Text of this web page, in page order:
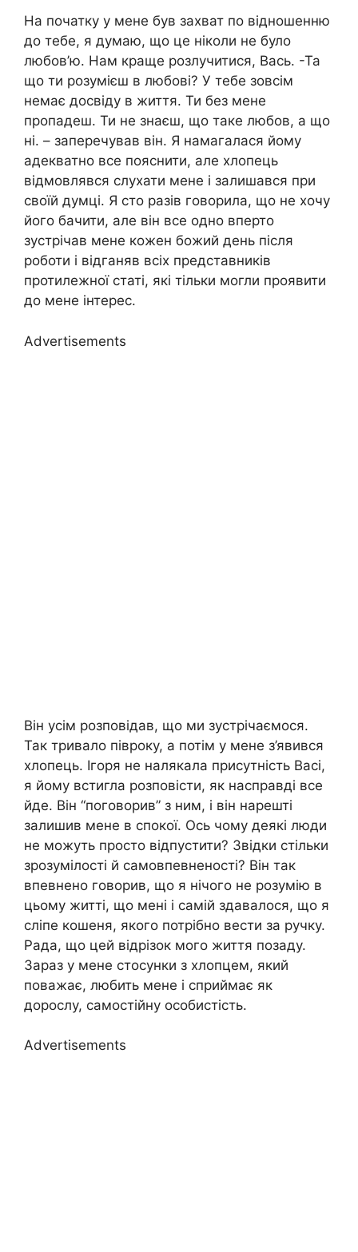
На початку у мене був захват по відношенню
до тебе, я думаю, що це ніколи не було
любов’ю. Нам краще розлучитися, Вась. -Та
що ти розумієш в любові? У тебе зовсім
немає досвіду в життя. Ти без мене
пропадеш. Ти не знаєш, що таке любов, а що
ні. – заперечував він. Я намагалася йому
адекватно все пояснити, але хлопець
відмовлявся слухати мене і залишався при
своїй думці. Я сто разів говорила, що не хочу
його бачити, але він все одно вперто
зустрічав мене кожен божий день після
роботи і відганяв всіх представників
протилежної статі, які тільки могли проявити
до мене інтерес.
Advertisements
Він усім розповідав, що ми зустрічаємося.
Так тривало півроку, а потім у мене з’явився
хлопець. Ігоря не налякала присутність Васі,
я йому встигла розповісти, як насправді все
йде. Він “поговорив” з ним, і він нарешті
залишив мене в спокої. Ось чому деякі люди
не можуть просто відпустити? Звідки стільки
зрозумілості й самовпевненості? Він так
впевнено говорив, що я нічого не розумію в
цьому житті, що мені і самій здавалося, що я
сліпе кошеня, якого потрібно вести за ручку.
Рада, що цей відрізок мого життя позаду.
Зараз у мене стосунки з хлопцем, який
поважає, любить мене і сприймає як
дорослу, самостійну особистість.
Advertisements